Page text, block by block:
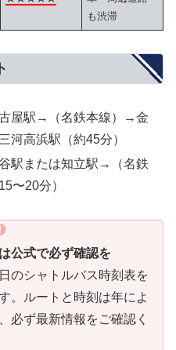
も渋滞
屋駅→（名鉄本線）→金
高浜駅（約45分）
駅または知立駅→（名鉄
〜20分）
公式で必ず確認を
のシャトルバス時刻表を
。ルートと時刻は年によ
必ず最新情報をご確認く